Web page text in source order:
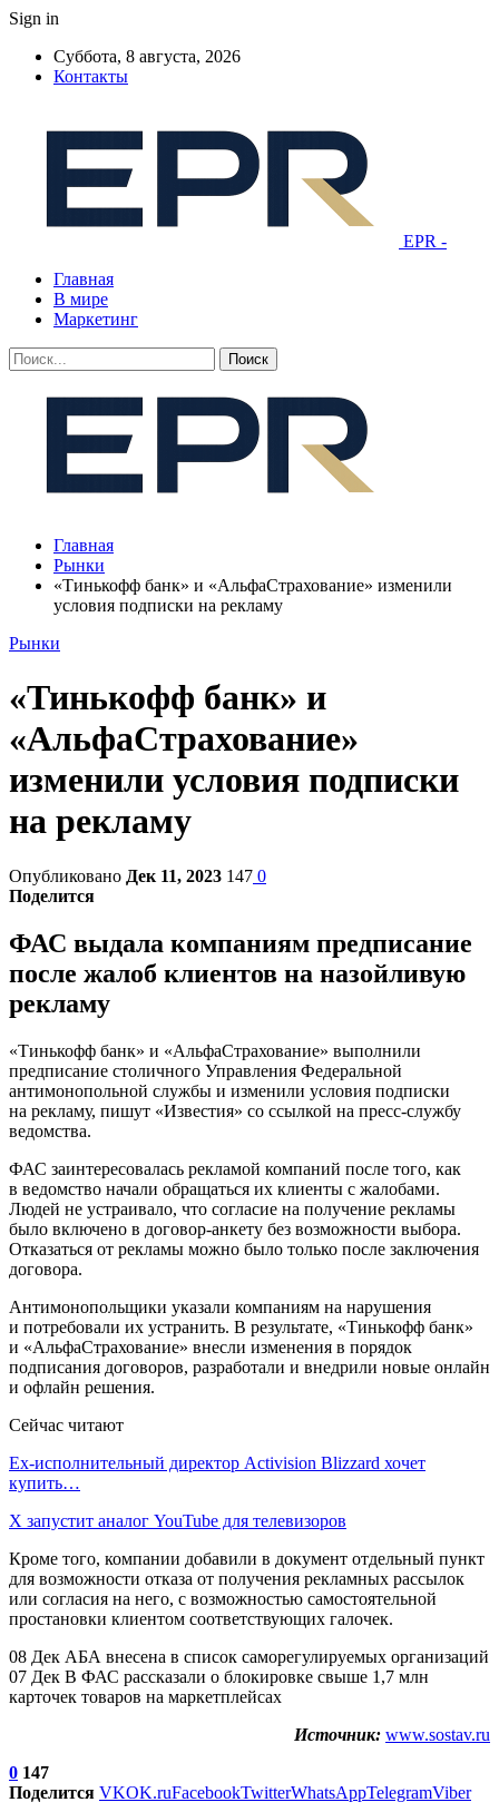
Sign in
Суббота, 8 августа, 2026
Контакты
EPR -
Главная
В мире
Маркетинг
Главная
Рынки
«Тинькофф банк» и «АльфаСтрахование» изменили
условия подписки на рекламу
Рынки
«Тинькофф банк» и
«АльфаСтрахование»
изменили условия подписки
на рекламу
Опубликовано Дек 11, 2023 147 0
Поделится
ФАС выдала компаниям предписание
после жалоб клиентов на назойливую
рекламу
«Тинькофф банк» и «АльфаСтрахование» выполнили
предписание столичного Управления Федеральной
антимонопольной службы и изменили условия подписки
на рекламу, пишут «Известия» со ссылкой на пресс-службу
ведомства.
ФАС заинтересовалась рекламой компаний после того, как
в ведомство начали обращаться их клиенты с жалобами.
Людей не устраивало, что согласие на получение рекламы
было включено в договор-анкету без возможности выбора.
Отказаться от рекламы можно было только после заключения
договора.
Антимонопольщики указали компаниям на нарушения
и потребовали их устранить. В результате, «Тинькофф банк»
и «АльфаСтрахование» внесли изменения в порядок
подписания договоров, разработали и внедрили новые онлайн
и офлайн решения.
Сейчас читают
Ex-исполнительный директор Activision Blizzard хочет
купить…
X запустит аналог YouTube для телевизоров
Кроме того, компании добавили в документ отдельный пункт
для возможности отказа от получения рекламных рассылок
или согласия на него, с возможностью самостоятельной
простановки клиентом соответствующих галочек.
08 Дек АБА внесена в список саморегулируемых организаций
07 Дек В ФАС рассказали о блокировке свыше 1,7 млн
карточек товаров на маркетплейсах
Источник: www.sostav.ru
0 147
Поделится VKOK.ruFacebookTwitterWhatsAppTelegramViber